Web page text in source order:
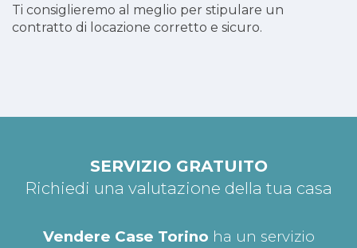
Ti consiglieremo al meglio per stipulare un
contratto di locazione corretto e sicuro.
SERVIZIO GRATUITO
Richiedi una valutazione della tua casa
Vendere Case Torino ha un servizio